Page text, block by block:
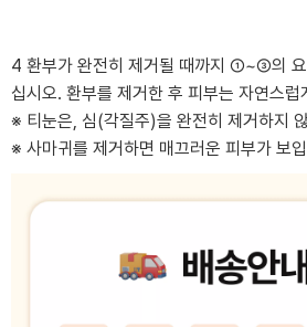
4 환부가 완전히 제거될 때까지 ①~③의
십시오. 환부를 제거한 후 피부는 자연스럽
※ 티눈은, 심(각질주)을 완전히 제거하지
※ 사마귀를 제거하면 매끄러운 피부가 보